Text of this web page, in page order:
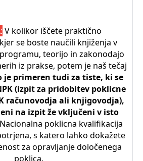
V kolikor iščete praktično
se boste naučili knjiženja v
teorijo in zakonodajo
iz prakse, potem je naš tečaj
je primeren tudi za tiste, ki se
(izpit za pridobitev poklicne
računovodja ali knjigovodja),
na izpit že vključeni v isto
Nacionalna poklicna kvalifikacija
s katero lahko dokažete
za opravljanje določenega
poklica.